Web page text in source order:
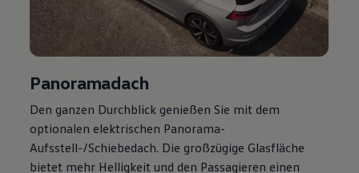
Panoramadach
Den ganzen Durchblick genießen Sie mit dem
optionalen elektrischen Panorama-
Aufsstell-/Schiebedach. Die großzügige Glasfläche
bietet mehr Helligkeit und den Passagieren einen